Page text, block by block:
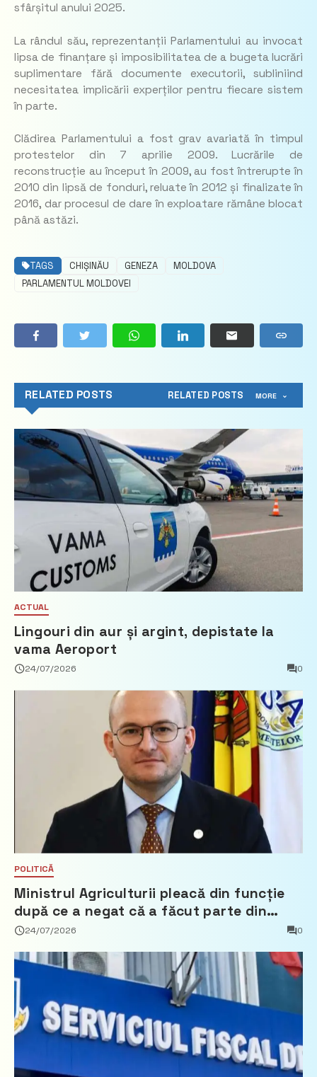
sfârșitul anului 2025.
La rândul său, reprezentanții Parlamentului au invocat
lipsa de finanțare și imposibilitatea de a bugeta lucrări
suplimentare fără documente executorii, subliniind
necesitatea implicării experților pentru fiecare sistem
în parte.
Clădirea Parlamentului a fost grav avariată în timpul
protestelor din 7 aprilie 2009. Lucrările de
reconstrucție au început în 2009, au fost întrerupte în
2010 din lipsă de fonduri, reluate în 2012 și finalizate în
2016, dar procesul de dare în exploatare rămâne blocat
până astăzi.
TAGS CHIȘINĂU GENEZA
MOLDOVA
PARLAMENTUL MOLDOVEI
RELATED POSTS RELATED POSTS MORE
ACTUAL
Lingouri din aur și argint, depistate la
vama Aeroport
24/07/2026 0
POLITICĂ
Ministrul Agriculturii pleacă din funcție
după ce a negat că a făcut parte din
Partidul Democrat
24/07/2026 0